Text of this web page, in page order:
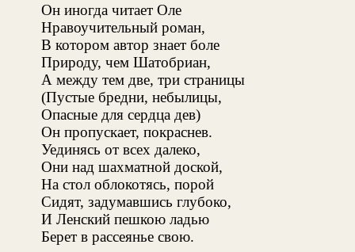
Он иногда читает Оле
Нравоучительный роман,
В котором автор знает боле
Природу, чем Шатобриан,
А между тем две, три страницы
(Пустые бредни, небылицы,
Опасные для сердца дев)
Он пропускает, покраснев.
Уединясь от всех далеко,
Они над шахматной доской,
На стол облокотясь, порой
Сидят, задумавшись глубоко,
И Ленский пешкою ладью
Берет в рассеянье свою.